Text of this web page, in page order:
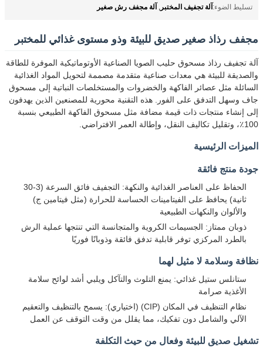
تسليط الضوء:آلة تجفيف المختبر , آلة مجفف رش صغير
مجفف رذاذ صغير صديق للبيئة وذو مستوى غذائي للمختبر
آلة تجفيف رذاذ مسحوق حليب الصويا الصناعية الأوتوماتيكية الموفرة للطاقة
والصديقة للبيئة هي معدات صناعية متقدمة مصممة لتحويل المواد الغذائية
السائلة مثل عصائر الفاكهة والخضروات والمستخلصات النباتية إلى مسحوق
جاف وسهل التدفق على الفور. هذه التقنية محورية للمصنعين الذين يهدفون
إلى إنشاء منتجات ذات قيمة مضافة مثل مسحوق الفاكهة الطبيعي بنسبة
100٪، وتقليل تكاليف النقل، وإطالة العمر الافتراضي.
الميزات الرئيسية
جودة منتج فائقة
الحفاظ على العناصر الغذائية والنكهة: التجفيف فائق السرعة (3-30
ثانية) يحافظ على الفيتامينات الحساسة للحرارة (مثل فيتامين ج)
والألوان والنكهات الطبيعية
ذوبان ممتاز: الجسيمات الكروية والمتجانسة التي تنتجها عملية الرش
بالطرد المركزي توفر قابلية تدفق فائقة وذوبانًا فوريًا
نظافة وسلامة لا مثيل لهما
ستانلس ستيل غذائي: يمنع التلوث والتآكل ويلبي أشد لوائح سلامة
الأغذية صرامة
نظام التنظيف في المكان (CIP) (اختياري): يسمح بالتنظيف والتعقيم
الآلي والشامل دون تفكيك، مما يقلل من وقت التوقف عن العمل
تشغيل صديق للبيئة وفعال من حيث التكلفة